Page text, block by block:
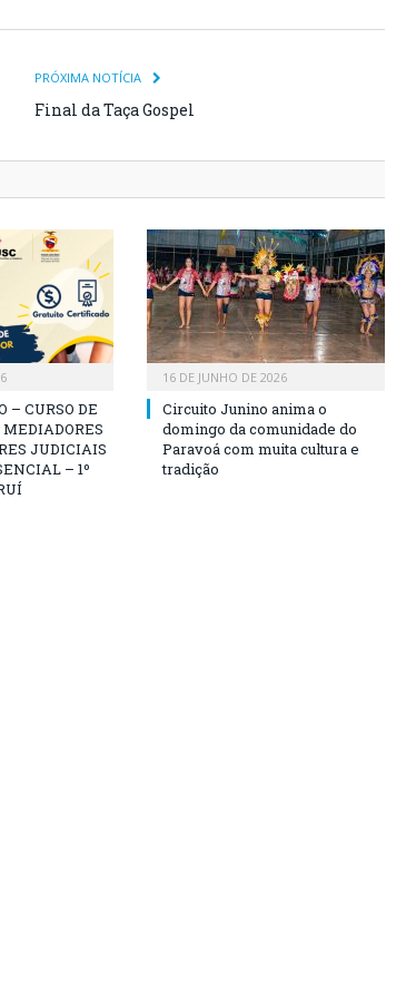
PRÓXIMA NOTÍCIA
Final da Taça Gospel
– CURSO DE
JUDICIAIS
– 1º
16 DE JUNHO DE 2026
Circuito Junino anima o
domingo da comunidade do
Paravoá com muita cultura e
tradição